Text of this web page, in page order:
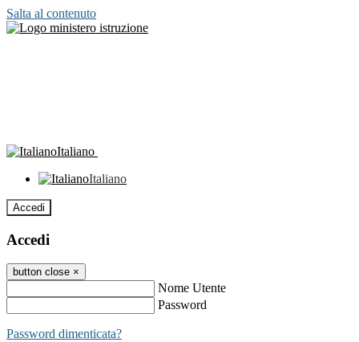
Salta al contenuto
Italiano
Italiano
Accedi
Accedi
button close ×
Nome Utente
Password
Password dimenticata?